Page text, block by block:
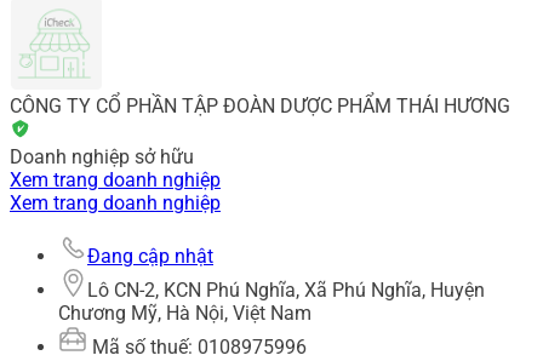
CÔNG TY CỔ PHẦN TẬP ĐOÀN DƯỢC PHẨM THÁI HƯƠNG
Doanh nghiệp sở hữu
Xem trang doanh nghiệp
Xem trang doanh nghiệp
Đang cập nhật
Lô CN-2, KCN Phú Nghĩa, Xã Phú Nghĩa, Huyện
Chương Mỹ, Hà Nội, Việt Nam
Mã số thuế: 0108975996